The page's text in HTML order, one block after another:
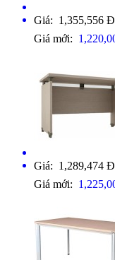
Giá: 1,355,556 Đ
Giá mới:
Giá: 1,289,474 Đ
Giá mới: